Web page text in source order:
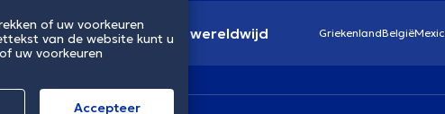
de gezondheidssector wereldwijd GriekenlandBelgië
of uw voorkeuren
van de website kunt u
uw voorkeuren
Αccepteer